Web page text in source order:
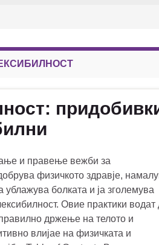
и правење вежби за
физичкото здравје,
ублажува болката и ја зголемува
Овие практики водат
држење на телото и
влијае на физичката и